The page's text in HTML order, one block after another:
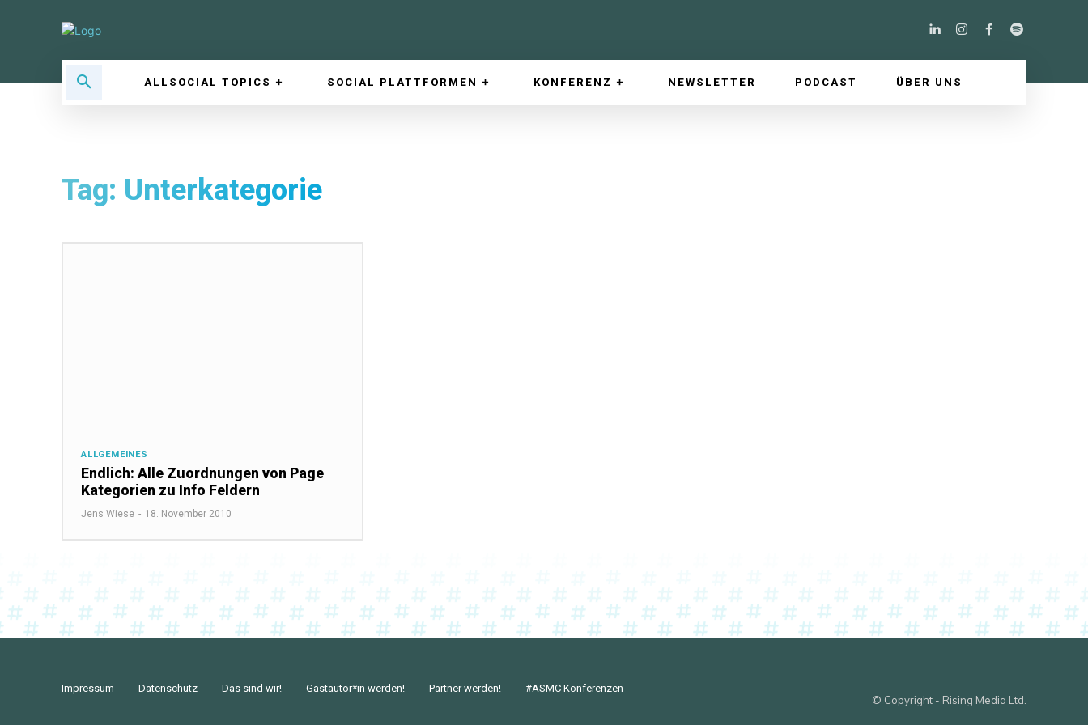
ALLSOCIAL TOPICS SOCIAL PLATTFORMEN KONFERENZ NEWSLETTER PODCAST ÜBER UNS
Tag: Unterkategorie
ALLGEMEINES
Endlich: Alle Zuordnungen von Page
Kategorien zu Info Feldern
Jens Wiese - 18. November 2010
Impressum Datenschutz Das sind wir! Gastautor*in werden! Partner werden! #ASMC Konferenzen
© Copyright - Rising Media Ltd.